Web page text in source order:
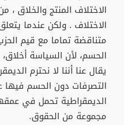
الاختلاف المنتج والخلاق ،
الاختلاف . ولكن عندما
متناقضة تماما مع قيم
الحسم، لأن السياسة
يقال عنا أننا لا نحترم
التصرفات دون الحسم فيها
الديمقراطية تحمل في
مجموعة من الحقوق.